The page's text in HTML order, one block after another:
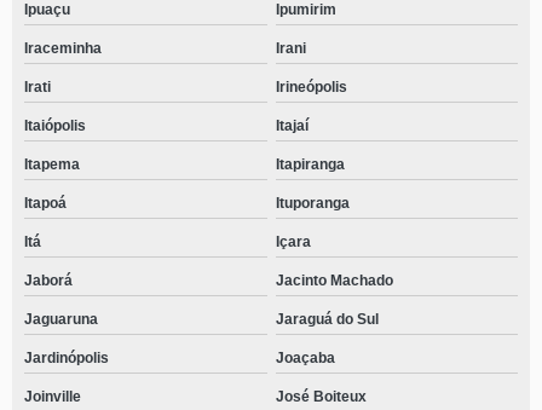
Ipuaçu Ipumirim
Iraceminha Irani
Irati Irineópolis
Itaiópolis Itajaí
Itapema Itapiranga
Itapoá Ituporanga
Itá Içara
Jaborá Jacinto Machado
Jaguaruna Jaraguá do Sul
Jardinópolis Joaçaba
Joinville José Boiteux